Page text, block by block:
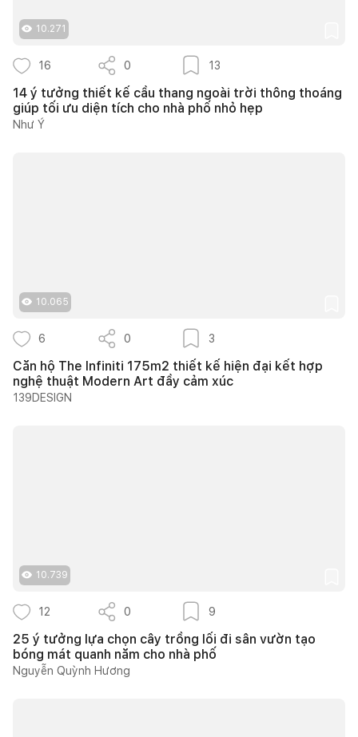
10.271
16 0 13
14 ý tưởng thiết kế cầu thang ngoài trời thông thoáng
giúp tối ưu diện tích cho nhà phố nhỏ hẹp
Như Ý
10.065
6 0 3
Căn hộ The Infiniti 175m2 thiết kế hiện đại kết hợp
nghệ thuật Modern Art đầy cảm xúc
139DESIGN
10.739
12 0 9
25 ý tưởng lựa chọn cây trồng lối đi sân vườn tạo
bóng mát quanh năm cho nhà phố
Nguyễn Quỳnh Hương